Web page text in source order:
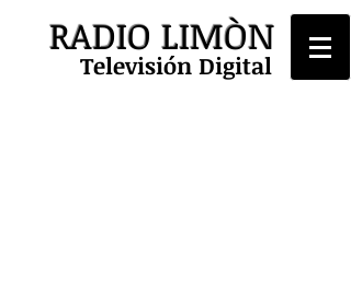
RADIO LIMÒN
Televisión Digital